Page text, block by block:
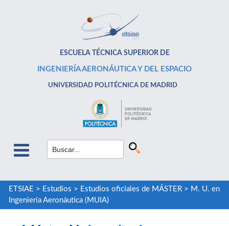
ESCUELA TÉCNICA SUPERIOR DE
INGENIERÍA AERONÁUTICA Y DEL ESPACIO
UNIVERSIDAD POLITÉCNICA DE MADRID
ETSIAE > Estudios > Estudios oficiales de MÁSTER> M. U. en
Ingeniería Aeronáutica (MUIA)